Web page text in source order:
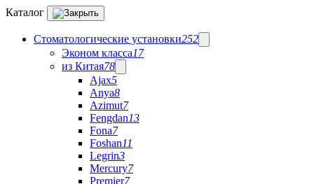
Каталог
Стоматологические установки252
Эконом класса17
из Китая78
Ajax5
Anya8
Azimut7
Fengdan13
Fona7
Foshan11
Legrin3
Mercury7
Premier7